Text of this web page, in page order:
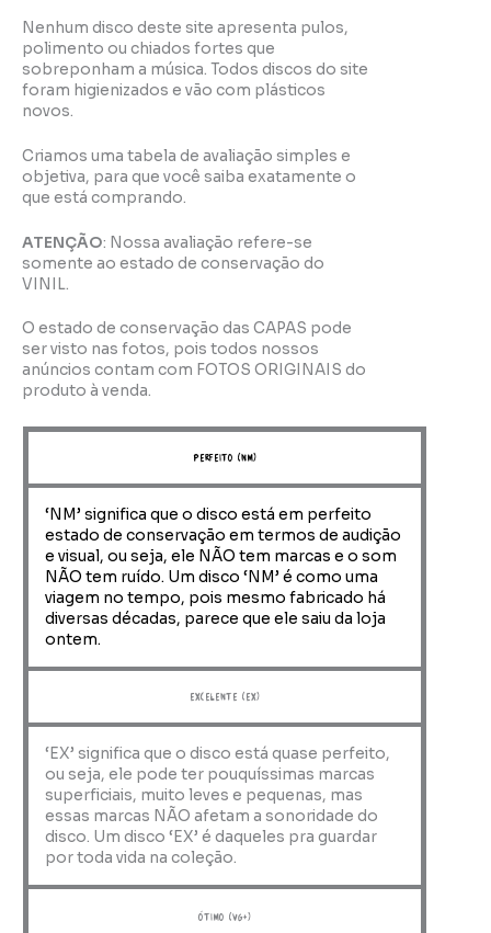
Nenhum disco deste site apresenta pulos,
polimento ou chiados fortes que
sobreponham a música. Todos discos do site
foram higienizados e vão com plásticos
novos.
Criamos uma tabela de avaliação simples e
objetiva, para que você saiba exatamente o
que está comprando.
ATENÇÃO: Nossa avaliação refere-se
somente ao estado de conservação do
VINIL.
O estado de conservação das CAPAS pode
ser visto nas fotos, pois todos nossos
anúncios contam com FOTOS ORIGINAIS do
produto à venda.
perfeito (NM)
‘NM’ significa que o disco está em perfeito
estado de conservação em termos de audição
e visual, ou seja, ele NÃO tem marcas e o som
NÃO tem ruído. Um disco ‘NM’ é como uma
viagem no tempo, pois mesmo fabricado há
diversas décadas, parece que ele saiu da loja
ontem.
Excelente (EX)
‘EX’ significa que o disco está quase perfeito,
ou seja, ele pode ter pouquíssimas marcas
superficiais, muito leves e pequenas, mas
essas marcas NÃO afetam a sonoridade do
disco. Um disco ‘EX’ é daqueles pra guardar
por toda vida na coleção.
ótimo (VG+)